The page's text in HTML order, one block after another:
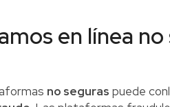
en línea
no seguras puede